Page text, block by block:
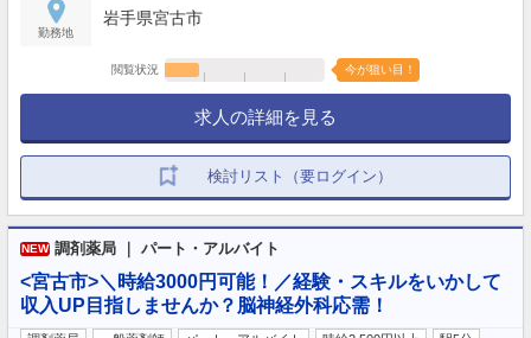
勤務地
岩手県宮古市
閲覧状況 今が狙い目！
求人の詳細を見る
検討リスト（要ログイン）
NEW 調剤薬局 ｜ パート・アルバイト
<宮古市>＼時給3000円可能！／経験・スキルをいかして
収入UP目指しませんか？脳神経外科応需！